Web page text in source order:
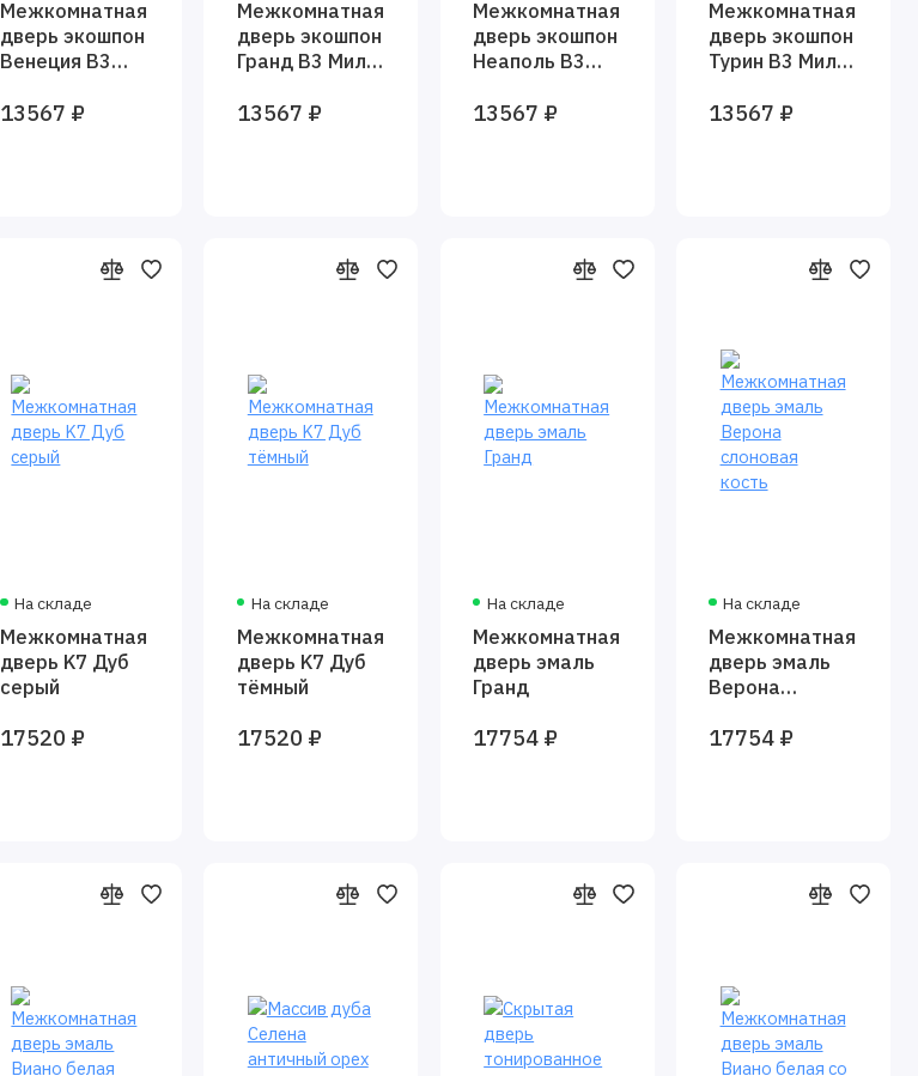
Межкомнатная
дверь экошпон
Венеция В3
глухая
13567 ₽
Межкомнатная
дверь экошпон
Гранд В3 Милк
Baguette
13567 ₽
Межкомнатная
дверь экошпон
Неаполь В3
глухая
13567 ₽
Межкомнатная
дверь экошпон
Турин В3 Милк
Baguette
13567 ₽
На складе
Межкомнатная
дверь K7 Дуб
серый
17520 ₽
На складе
Межкомнатная
дверь K7 Дуб
тёмный
17520 ₽
На складе
Межкомнатная
дверь эмаль
Гранд
17754 ₽
На складе
Межкомнатная
дверь эмаль
Верона
кость
17754 ₽